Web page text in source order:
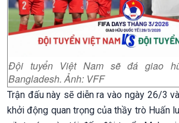
Đội tuyển Việt Nam sẽ đá giao
Bangladesh. Ảnh: VFF
Trận đấu này sẽ diễn ra vào ngày 26/3
khởi động quan trọng của thầy trò Huấn